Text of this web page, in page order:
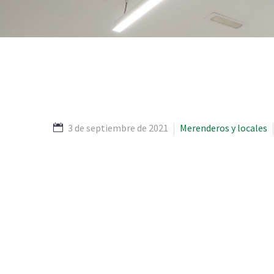
3 de septiembre de 2021 Merenderos y locales